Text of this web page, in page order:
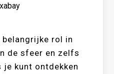
belangrijke rol in
de sfeer en zelfs
kunt ontdekken